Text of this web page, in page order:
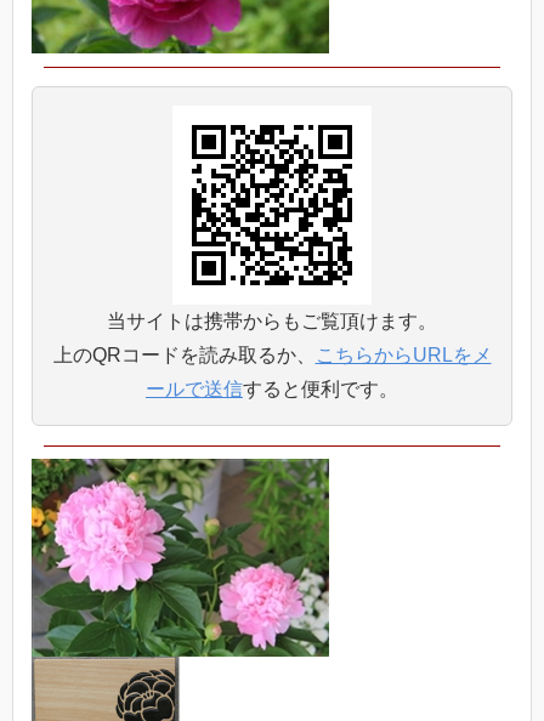
当サイトは携帯からもご覧頂けます。
上のQRコードを読み取るか、
こちらからURLをメ
ールで送信すると便利です。